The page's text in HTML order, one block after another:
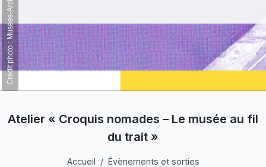
Atelier « Croquis nomades – Le musée au fil
du trait »
Accueil
Évènements et sorties